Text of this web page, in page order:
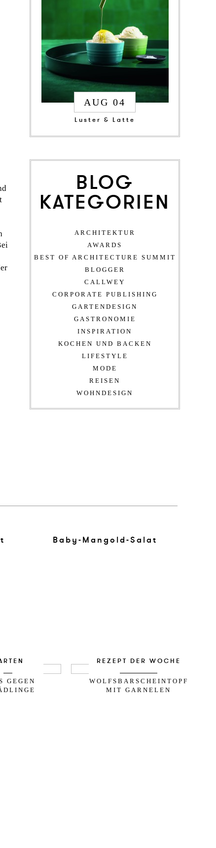
AUG 04
Luster & Latte
BLOG
KATEGORIEN
ARCHITEKTUR
AWARDS
BEST OF ARCHITECTURE SUMMIT
BLOGGER
CALLWEY
CORPORATE PUBLISHING
GARTENDESIGN
GASTRONOMIE
INSPIRATION
KOCHEN UND BACKEN
LIFESTYLE
MODE
REISEN
WOHNDESIGN
Baby-Mangold-Salat
GEGEN
REZEPT DER WOCHE
WOLFSBARSCHEINTOPF
MIT GARNELEN